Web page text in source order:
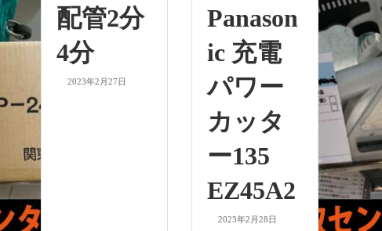
配管2分
4分
2023年2月27日
Panason
ic 充電
パワー
カッタ
ー135
EZ45A2
2023年2月28日